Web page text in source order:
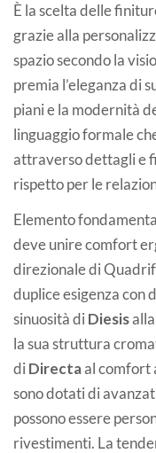
È la scelta delle
grazie alla
spazio secondo la
premia l’eleganza di
piani e la modernità
linguaggio formale
attraverso dettagli e
rispetto per le
Elemento
deve unire comfort
direzionale di
duplice esigenza con
sinuosità di Diesis
la sua struttura
di Directaal comfort
sono dotati di
possono essere
rivestimenti. La